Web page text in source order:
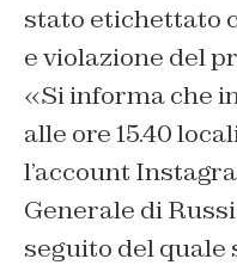
stato etichettato
e violazione del
«Si informa che
alle ore 15.40
l’account
Generale di
seguito del quale